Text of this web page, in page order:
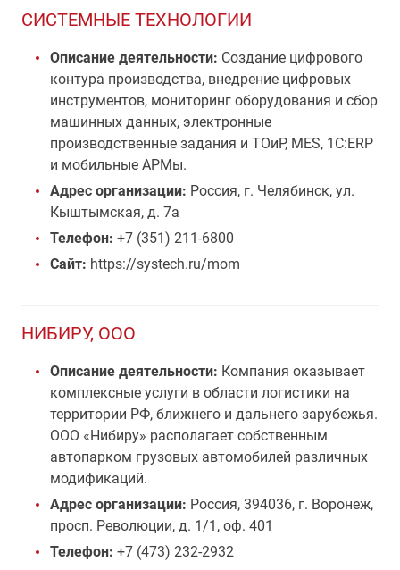
СИСТЕМНЫЕ ТЕХНОЛОГИИ
Описание деятельности: Создание цифрового
контура производства, внедрение цифровых
инструментов, мониторинг оборудования и сбор
машинных данных, электронные
производственные задания и ТОиР, MES, 1С:ERP
и мобильные АРМы.
Адрес организации: Россия, г. Челябинск, ул.
Кыштымская, д. 7а
Телефон: +7 (351) 211-6800
Сайт: https://systech.ru/mom
НИБИРУ, ООО
Описание деятельности: Компания оказывает
комплексные услуги в области логистики на
территории РФ, ближнего и дальнего зарубежья.
ООО «Нибиру» располагает собственным
автопарком грузовых автомобилей различных
модификаций.
Адрес организации: Россия, 394036, г. Воронеж,
просп. Революции, д. 1/1, оф. 401
Телефон: +7 (473) 232-2932